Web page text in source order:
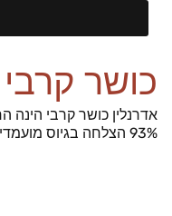
כושר קרבי
אדרנלין כושר קרבי הינה
93% הצלחה בגיוס מועמדינו לשירות ביחידות העלית הצהליות